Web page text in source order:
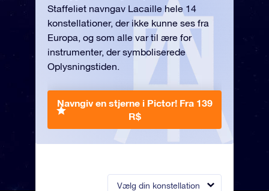
Vælg din konstellation
Staffeliet navngav Lacaille hele 14
konstellationer, der ikke kunne ses fra
Europa, og som alle var til ære for
instrumenter, der symboliserede
Oplysningstiden.
Navngiv en stjerne i Pictor! Fra 139
R$